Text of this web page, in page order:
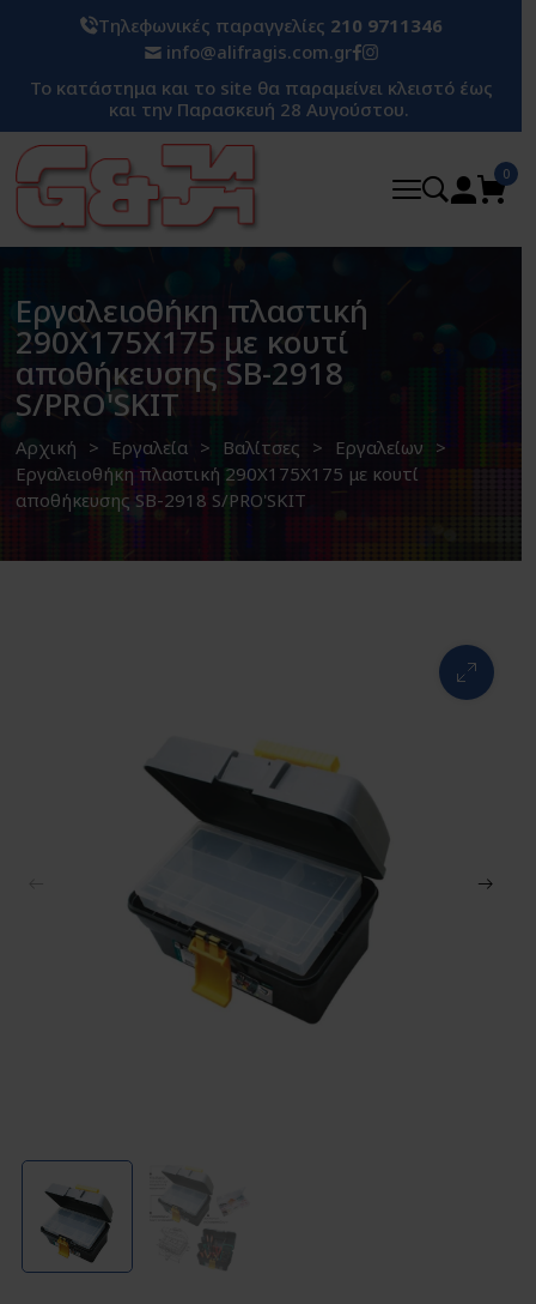
Το κατάστημα και το site θα παραμείνει κλειστό έως
και την Παρασκευή 28 Αυγούστου.
Τηλεφωνικές παραγγελίες 210 9711346
info@alifragis.com.gr
0
Εργαλειοθήκη πλαστική
290X175X175 με κουτί
αποθήκευσης SB-2918
S/PRO'SKIT
Αρχική Εργαλεία Βαλίτσες
Εργαλείων
Εργαλειοθήκη πλαστική 290X175X175 με κουτί
αποθήκευσης SB-2918 S/PRO'SKIT